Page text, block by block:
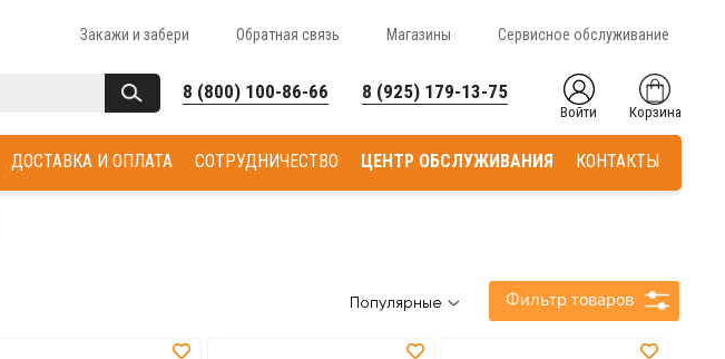
Закажи и забери Обратная связь Магазины Сервисное обслуживание
8 (800) 100-86-66 8 (925) 179-13-75
Войти Корзина
КОНТАКТЫ
ЦЕНТР ОБСЛУЖИВАНИЯ
СОТРУДНИЧЕСТВО
ДОСТАВКА И ОПЛАТА
Популярные Фильтр товаров